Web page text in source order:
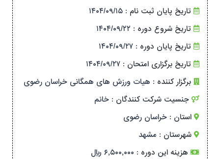
تاریخ پایان ثبت نام : ۱۴۰۴/۰۹/۱۵
تاریخ شروع دوره : ۱۴۰۴/۰۹/۲۲
تاریخ پایان دوره : ۱۴۰۴/۰۹/۲۷
تاریخ برگزاری امتحان : ۱۴۰۴/۰۹/۲۷
برگزار کننده : هیات ورزش های همگانی خراسان رضوی
جنسیت شرکت کنندگان : خانم
استان : خراسان رضوی
شهرستان : مشهد
هزینه این دوره : ۶,۵۰۰,۰۰۰ ریال